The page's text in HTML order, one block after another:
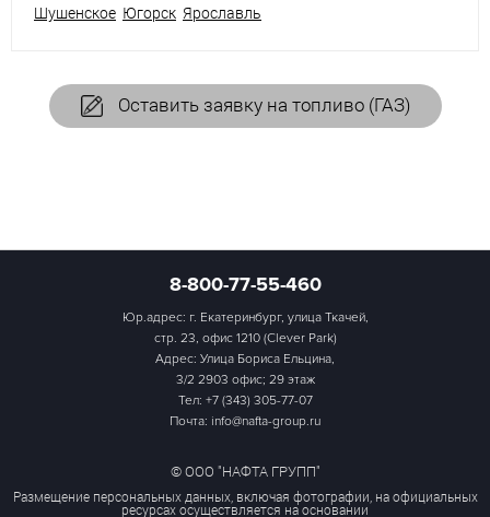
Шушенское Югорск Ярославль
Оставить заявку на топливо (ГАЗ)
8-800-77-55-460
Юр.адрес: г. Екатеринбург, улица Ткачей,
стр. 23, офис 1210 (Clever Park)
Адрес: Улица Бориса Ельцина,
3/2 2903 офис; 29 этаж
Тел: +7 (343) 305-77-07
Почта: info@nafta-group.ru
© ООО "НАФТА ГРУПП"
Размещение персональных данных, включая фотографии, на официальных
ресурсах осуществляется на основании